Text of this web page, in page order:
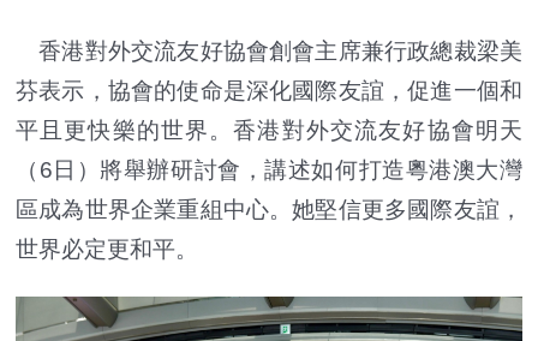
香港對外交流友好協會創會主席兼行政總裁梁美
芬表示，協會的使命是深化國際友誼，促進一個和
平且更快樂的世界。香港對外交流友好協會明天
（6日）將舉辦研討會，講述如何打造粵港澳大灣
區成為世界企業重組中心。她堅信更多國際友誼，
世界必定更和平。